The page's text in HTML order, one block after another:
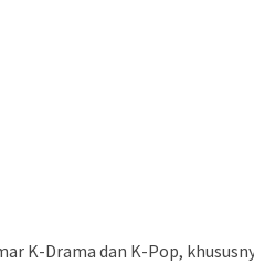
K-Drama dan K-Pop,